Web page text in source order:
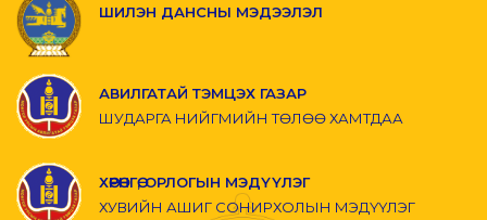
ШИЛЭН ДАНСНЫ МЭДЭЭЛЭЛ
АВИЛГАТАЙ ТЭМЦЭХ ГАЗАР
ШУДАРГА НИЙГМИЙН ТӨЛӨӨ ХАМТДАА
ХӨРӨНГӨ, ОРЛОГЫН МЭДҮҮЛЭГ
ХУВИЙН АШИГ СОНИРХОЛЫН МЭДҮҮЛЭГ